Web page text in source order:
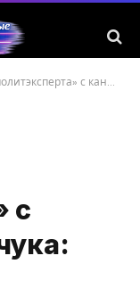
подозревают в госизмене – видео
с